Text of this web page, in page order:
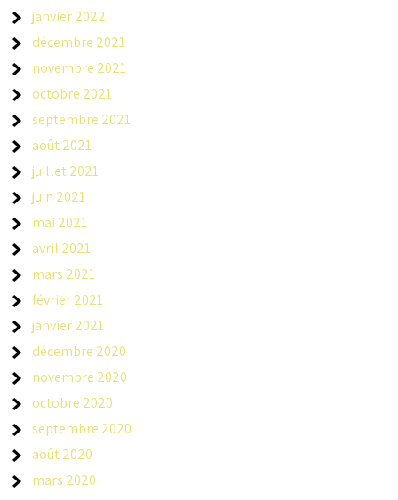
janvier 2022
décembre 2021
novembre 2021
octobre 2021
septembre 2021
août 2021
juillet 2021
juin 2021
mai 2021
avril 2021
mars 2021
février 2021
janvier 2021
décembre 2020
novembre 2020
octobre 2020
septembre 2020
août 2020
mars 2020